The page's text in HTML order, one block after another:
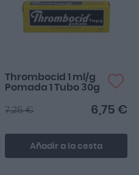
Thrombocid 1 ml/g
Pomada 1 Tubo 30g
6,75 €
7,25 €
Añadir a la cesta